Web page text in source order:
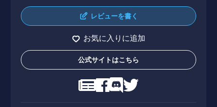
レビューを書く
お気に入りに追加
公式サイトはこちら